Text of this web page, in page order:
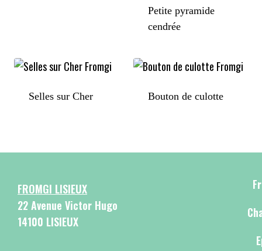
Petite pyramide
cendrée
Selles sur Cher Bouton de culotte
FROMGI LISIEUX
22 Avenue Victor Hugo
14100 LISIEUX